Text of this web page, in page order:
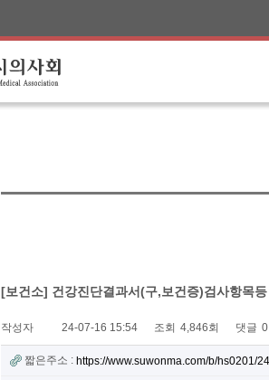
[보건소] 건강진단결과서(구,보건증)검사항목등
작성자 24-07-16 15:54 조회 4,846회 댓글
짧은주소 : https://www.suwonma.com/b/hs0201/